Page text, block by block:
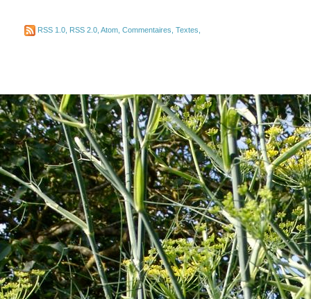
RSS 1.0 RSS 2.0 Atom Commentaires Textes